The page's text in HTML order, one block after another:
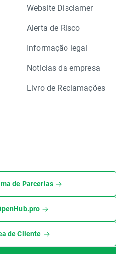
Website Disclamer
Alerta de Risco
Informação legal
Notícias da empresa
Livro de Reclamações
de Parcerias
de Cliente